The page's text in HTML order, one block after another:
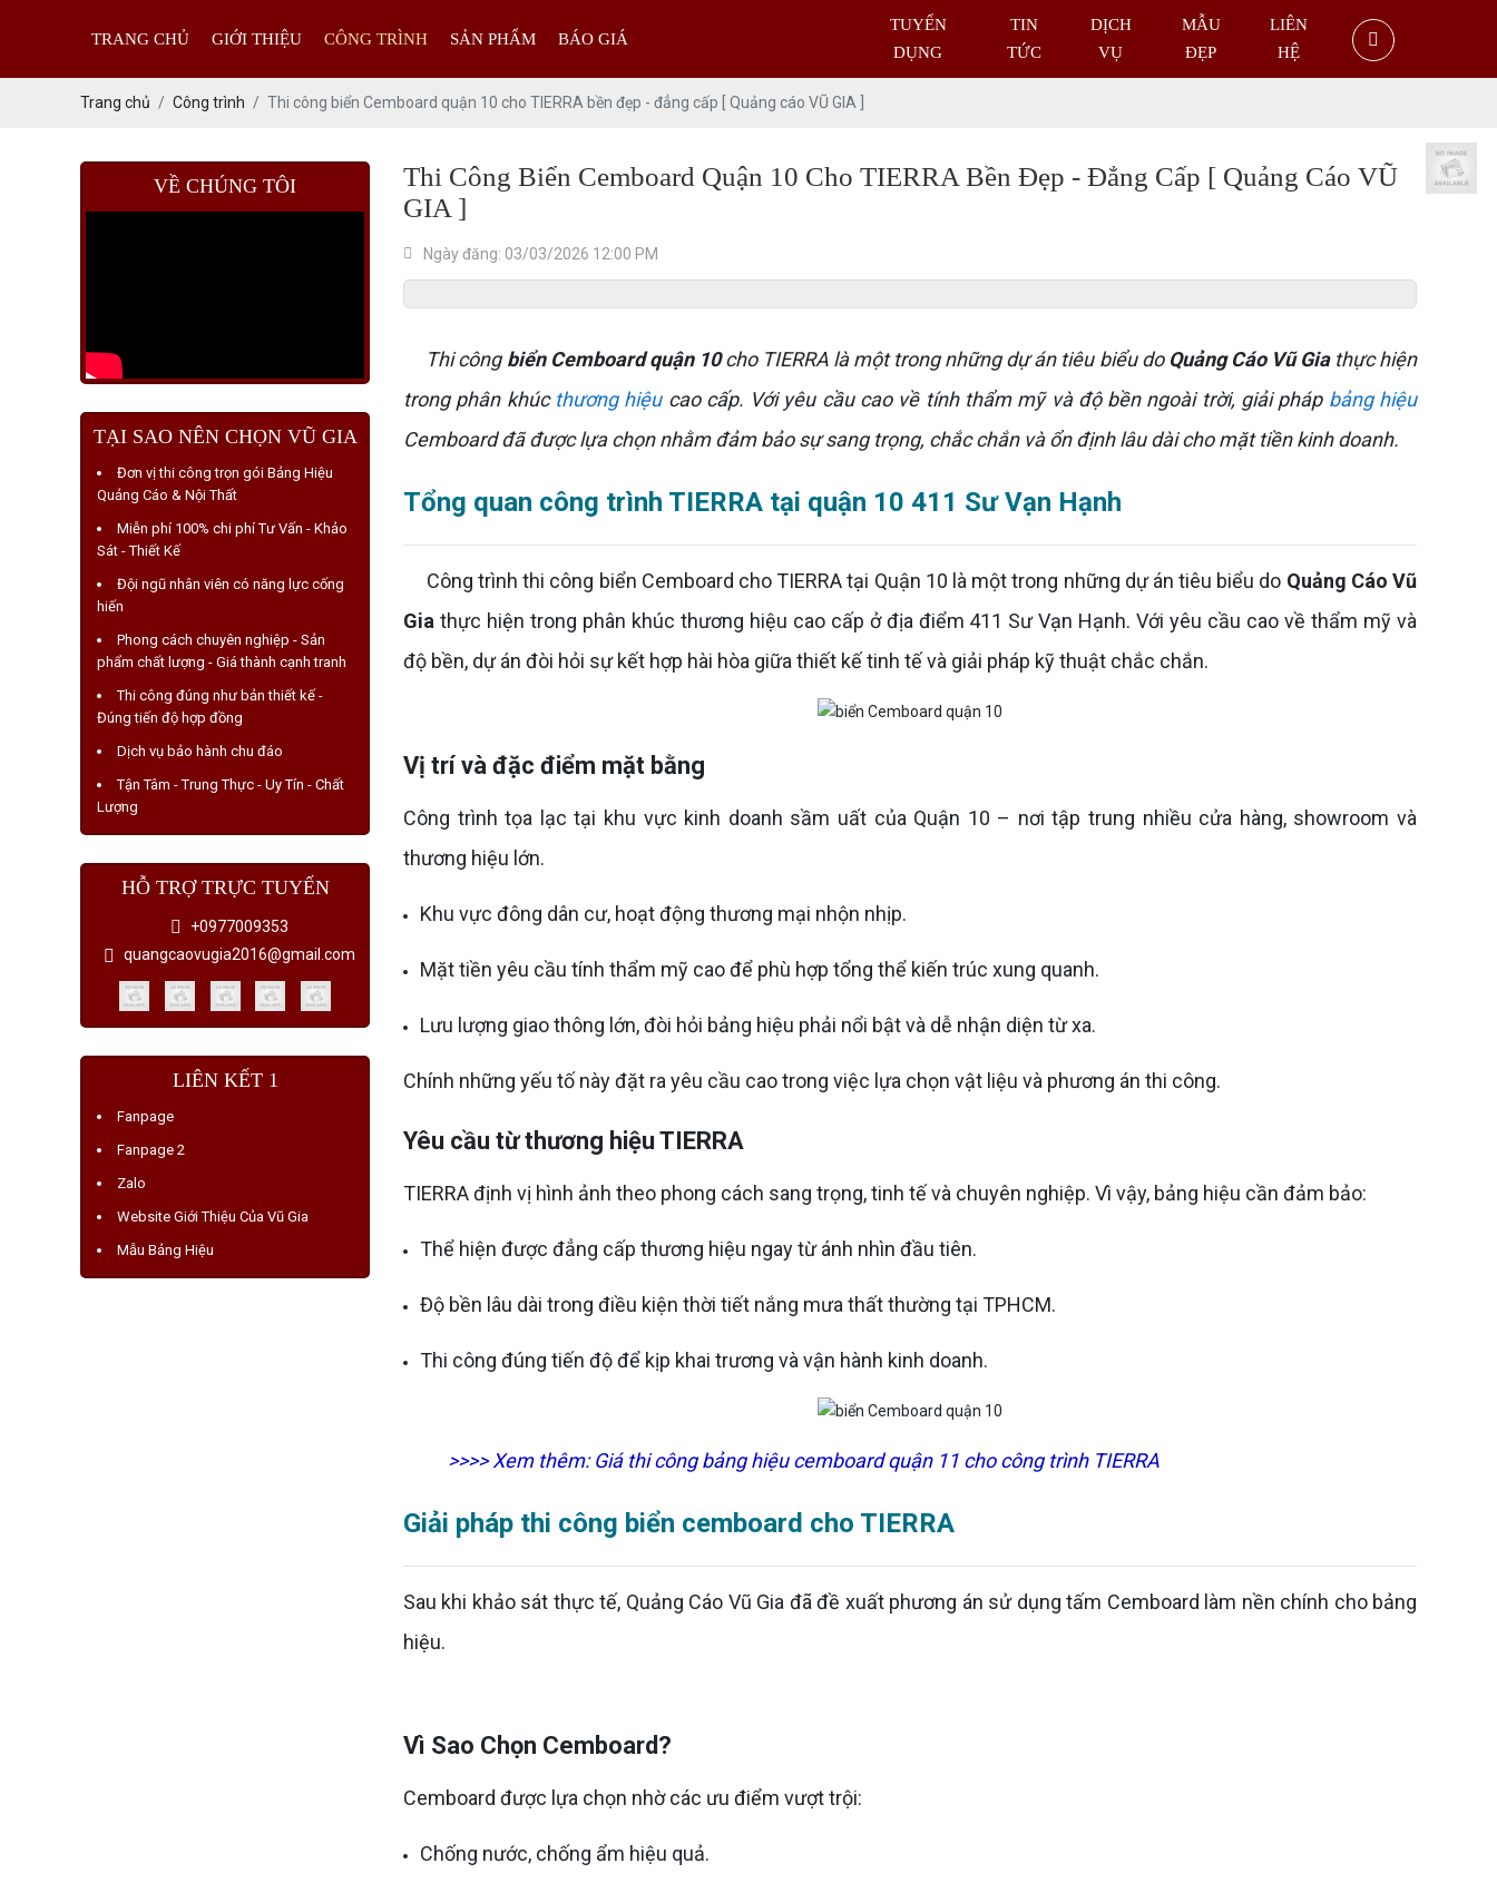
TRANG CHỦ GIỚI THIỆU CÔNG TRÌNH SẢN PHẨM BÁO GIÁ
TUYỂN
DỤNG
TIN
TỨC
DỊCH
VỤ
MẪU
ĐẸP
LIÊN
HỆ
Trang chủ Công trình Thi công biển Cemboard quận 10 cho TIERRA bền đẹp - đẳng cấp [ Quảng cáo VŨ GIA ]
VỀ CHÚNG TÔI
TẠI SAO NÊN CHỌN VŨ GIA
Đơn vị thi công trọn gói Bảng Hiệu
Quảng Cáo & Nội Thất
Miễn phí 100% chi phí Tư Vấn - Khảo
Sát - Thiết Kế
Đội ngũ nhân viên có năng lực cống
hiến
Phong cách chuyên nghiệp - Sản
phẩm chất lượng - Giá thành cạnh tranh
Thi công đúng như bản thiết kế -
Đúng tiến độ hợp đồng
Dịch vụ bảo hành chu đáo
Tận Tâm - Trung Thực - Uy Tín - Chất
Lượng
HỖ TRỢ TRỰC TUYẾN
+0977009353
quangcaovugia2016@gmail.com
LIÊN KẾT 1
Fanpage
Fanpage 2
Zalo
Website Giới Thiệu Của Vũ Gia
Mẫu Bảng Hiệu
Thi Công Biển Cemboard Quận 10 Cho TIERRA Bền Đẹp - Đẳng Cấp [ Quảng Cáo VŨ
GIA ]
Ngày đăng: 03/03/2026 12:00 PM
Thi công biển Cemboard quận 10cho TIERRA là một trong những dự án tiêu biểu do Quảng Cáo Vũ Giathực hiện
trong phân khúc thương hiệucao cấp. Với yêu cầu cao về tính thẩm mỹ và độ bền ngoài trời, giải pháp bảng hiệu
Cemboard đã được lựa chọn nhằm đảm bảo sự sang trọng, chắc chắn và ổn định lâu dài cho mặt tiền kinh doanh.
Tổng quan công trình TIERRA tại quận 10 411 Sư Vạn Hạnh
Công trình thi công biển Cemboard cho TIERRA tại Quận 10 là một trong những dự án tiêu biểu do Quảng Cáo Vũ
Gia thực hiện trong phân khúc thương hiệu cao cấp ở địa điểm 411 Sư Vạn Hạnh. Với yêu cầu cao về thẩm mỹ và
độ bền, dự án đòi hỏi sự kết hợp hài hòa giữa thiết kế tinh tế và giải pháp kỹ thuật chắc chắn.
Vị trí và đặc điểm mặt bằng
Công trình tọa lạc tại khu vực kinh doanh sầm uất của Quận 10 – nơi tập trung nhiều cửa hàng, showroom và
thương hiệu lớn.
Khu vực đông dân cư, hoạt động thương mại nhộn nhịp.
Mặt tiền yêu cầu tính thẩm mỹ cao để phù hợp tổng thể kiến trúc xung quanh.
Lưu lượng giao thông lớn, đòi hỏi bảng hiệu phải nổi bật và dễ nhận diện từ xa.
Chính những yếu tố này đặt ra yêu cầu cao trong việc lựa chọn vật liệu và phương án thi công.
Yêu cầu từ thương hiệu TIERRA
TIERRA định vị hình ảnh theo phong cách sang trọng, tinh tế và chuyên nghiệp. Vì vậy, bảng hiệu cần đảm bảo:
Thể hiện được đẳng cấp thương hiệu ngay từ ánh nhìn đầu tiên.
Độ bền lâu dài trong điều kiện thời tiết nắng mưa thất thường tại TPHCM.
Thi công đúng tiến độ để kịp khai trương và vận hành kinh doanh.
>>>> Xem thêm:Giá thi công bảng hiệu cemboard quận 11 cho công trình TIERRA
Giải pháp thi công biển cemboard cho TIERRA
Sau khi khảo sát thực tế, Quảng Cáo Vũ Gia đã đề xuất phương án sử dụng tấm Cemboard làm nền chính cho bảng
hiệu.
Vì Sao Chọn Cemboard?
Cemboard được lựa chọn nhờ các ưu điểm vượt trội:
Chống nước, chống ẩm hiệu quả.